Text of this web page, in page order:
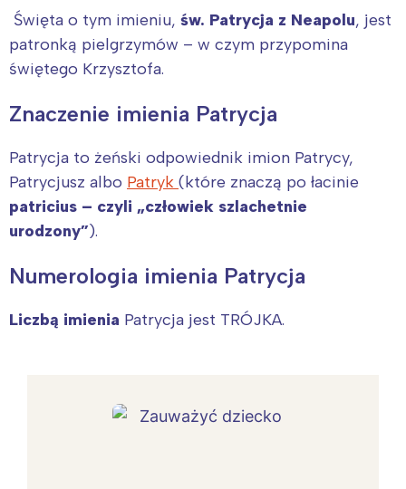
Święta o tym imieniu, św. Patrycja z Neapolu, jest
patronką pielgrzymów – w czym przypomina
świętego Krzysztofa.
Znaczenie imienia Patrycja
Patrycja to żeński odpowiednik imion Patrycy,
Patrycjusz albo Patryk (które znaczą po łacinie
patricius – czyli „człowiek szlachetnie
urodzony”).
Numerologia imienia Patrycja
Liczbą imienia Patrycja jest TRÓJKA.